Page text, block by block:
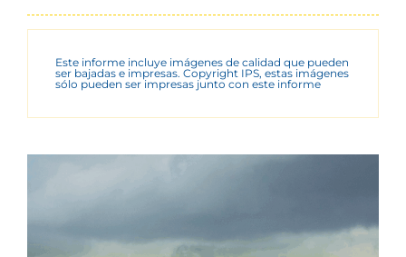
Este informe incluye imágenes de calidad que pueden
ser bajadas e impresas. Copyright IPS, estas imágenes
sólo pueden ser impresas junto con este informe